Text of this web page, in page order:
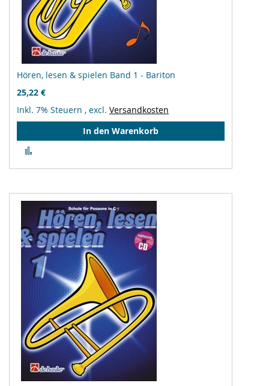
Hören, lesen & spielen Band 1 - Bariton
25,22 €
Inkl. 7% Steuern , excl. Versandkosten
In den Warenkorb
hinzufügen